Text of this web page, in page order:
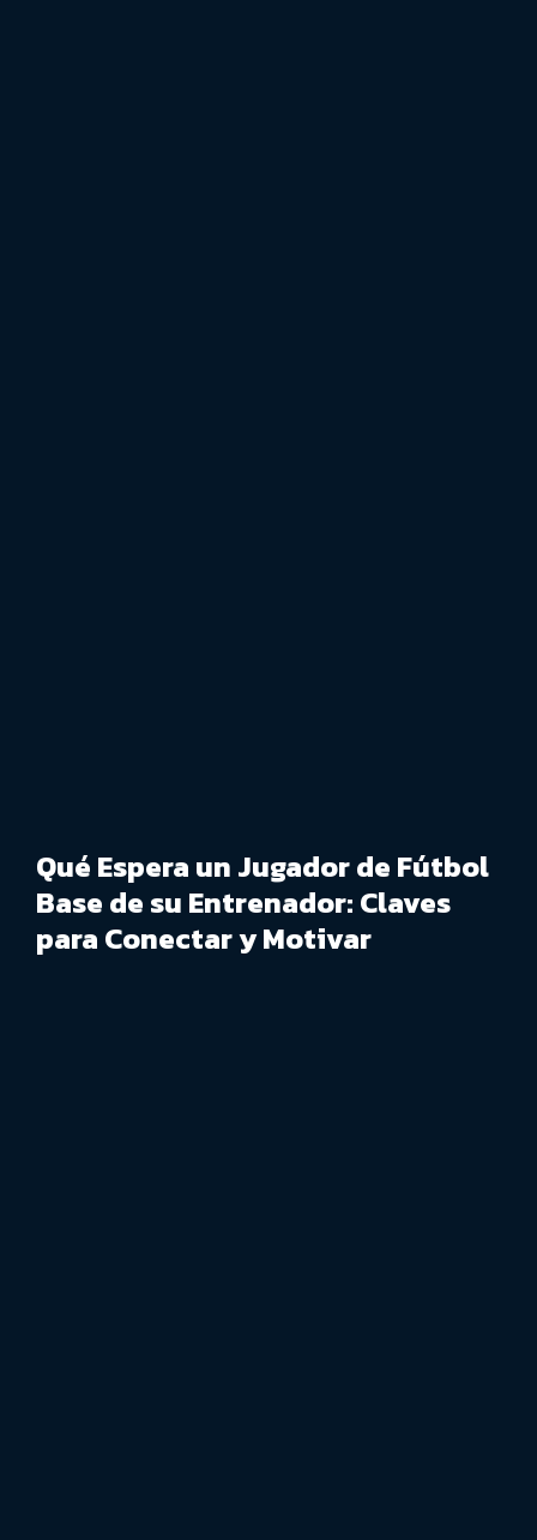
Qué Espera un Jugador de Fútbol
Base de su Entrenador: Claves
para Conectar y Motivar